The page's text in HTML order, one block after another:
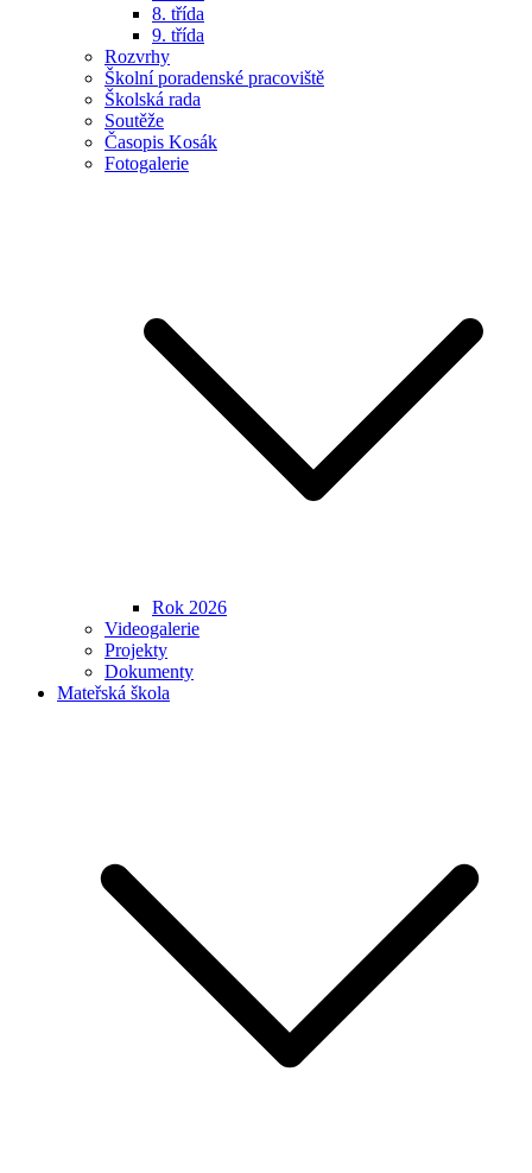
8. třída
9. třída
Rozvrhy
Školní poradenské pracoviště
Školská rada
Soutěže
Časopis Kosák
Fotogalerie
Rok 2026
Videogalerie
Projekty
Dokumenty
Mateřská škola